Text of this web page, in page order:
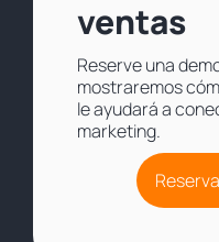
ventas
Reserve una
mostraremos
le ayudará a
marketing.